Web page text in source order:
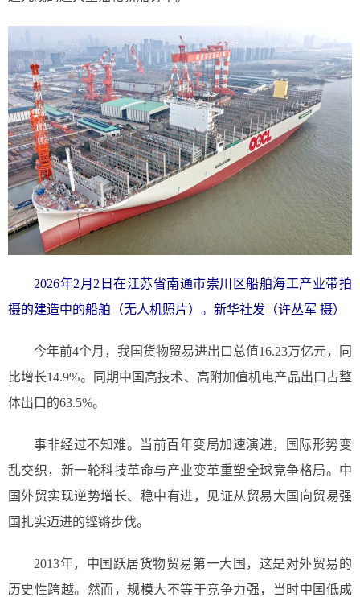
2026年2月2日在江苏省南通市崇川区船舶海工产业带拍
摄的建造中的船舶（无人机照片）。新华社发（许丛军 摄）
今年前4个月，我国货物贸易进出口总值16.23万亿元，同
比增长14.9%。同期中国高技术、高附加值机电产品出口占整
体出口的63.5%。
事非经过不知难。当前百年变局加速演进，国际形势变
乱交织，新一轮科技革命与产业变革重塑全球竞争格局。中
国外贸实现逆势增长、稳中有进，见证从贸易大国向贸易强
国扎实迈进的铿锵步伐。
2013年，中国跃居货物贸易第一大国，这是对外贸易的
历史性跨越。然而，规模大不等于竞争力强，当时中国低成